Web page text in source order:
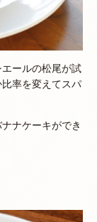
ールの松尾が試
率を変えてスパ
ナケーキができ